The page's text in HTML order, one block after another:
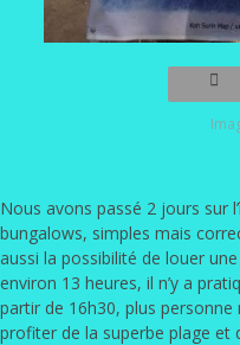
Nous avons passé 2 jours sur
bungalows, simples mais
aussi la possibilité de louer
environ 13 heures, il n’y a
partir de 16h30, plus
profiter de la superbe plage et